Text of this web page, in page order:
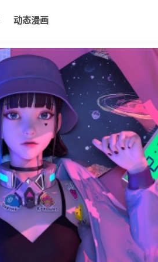
动态漫画